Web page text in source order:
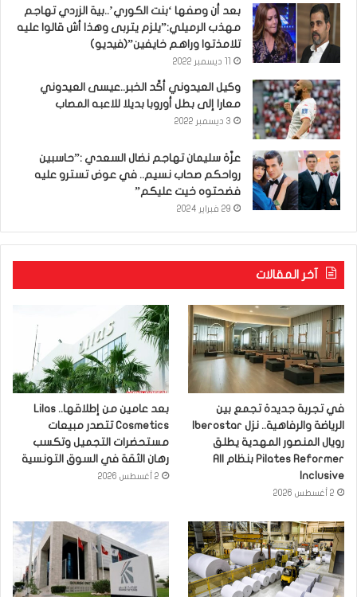
بعد أن وصفها ‘بنت الكوري’..بية الزردي تهاجم
مهذب الرميلي:”يلزم يتربى وهذا أش قالوا عليه
تلامذتوا وراهم خايفين”(فيديو)
وكيل العيدوني أكّد الخبر..عيسى العيدوني
معارا إلى بطل أوروبا بديلا للاعبه المصاب
3 ديسمبر 2022
عزّة سليمان تهاجم نضال السعدي :”حاسبين
رواحكم صحاب نسيم.. في عوض تسترو عليه
فضحتوه خيت عليكم”
29 فبراير 2024
آخر المقالات
في تجربة جديدة تجمع بين
رويال المنصور المهدية يطلق
Pilates Reformer بنظام All
Inclusive
2 أغسطس 2026
بعد عامين من إطلاقها.. Lilas
Cosmetics تتصدر مبيعات
مستحضرات التجميل وتكسب
رهان الثقة في السوق التونسية
2 أغسطس 2026